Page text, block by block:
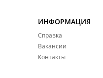
ИНФОРМАЦИЯ
Справка
Вакансии
Контакты